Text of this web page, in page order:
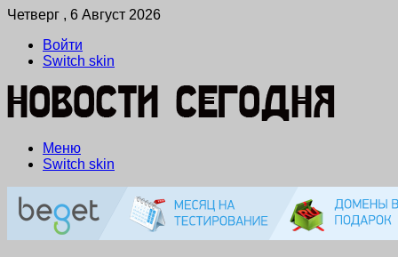
Четверг , 6 Август 2026
Войти
Switch skin
Меню
Switch skin